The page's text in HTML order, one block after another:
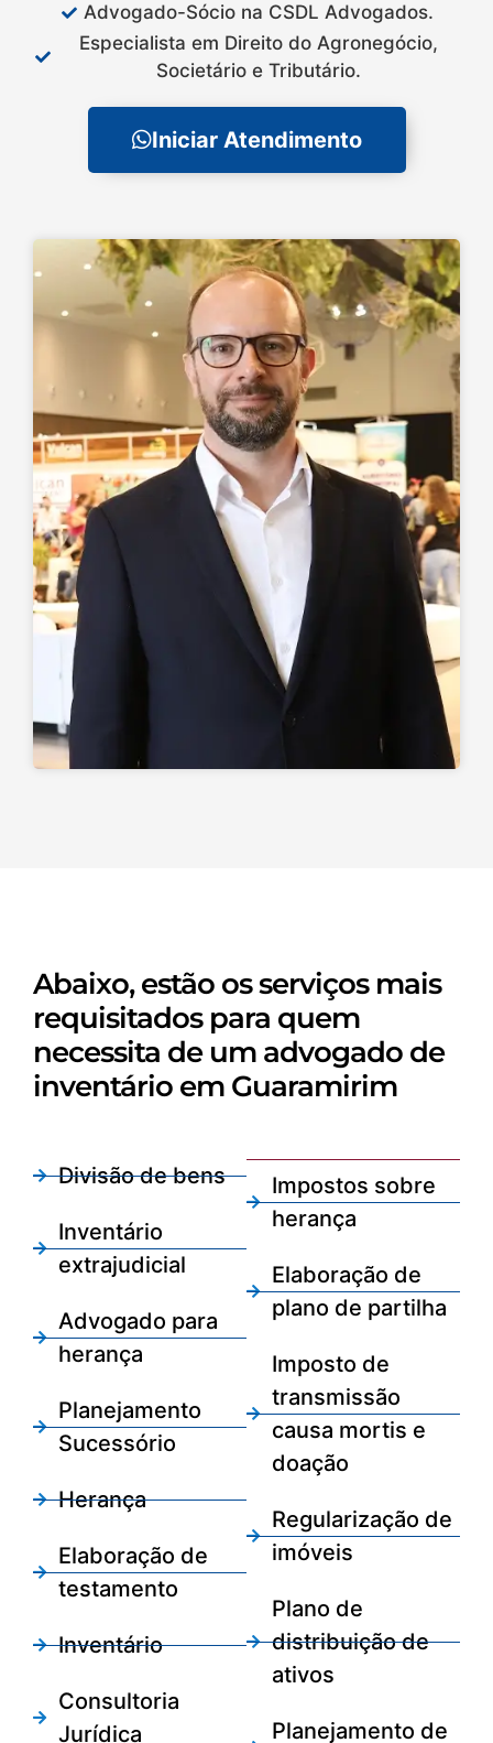
Advogado-Sócio na CSDL Advogados.
Especialista em Direito do Agronegócio,
Societário e Tributário.
Iniciar Atendimento
Abaixo, estão os serviços mais
requisitados para quem
necessita de um advogado de
inventário em Guaramirim
Divisão de bens
Inventário
extrajudicial
Advogado para
herança
Planejamento
Sucessório
Herança
Elaboração de
testamento
Inventário
Consultoria
Jurídica
Impostos sobre
herança
Elaboração de
plano de partilha
Imposto de
transmissão
causa mortis e
doação
Regularização de
imóveis
Plano de
distribuição de
ativos
Planejamento de